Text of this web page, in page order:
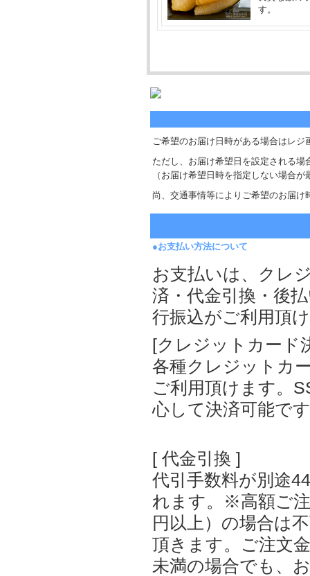
す。
ご希望のお届け日時がある場合はレ
ただし、お届け希望日を設定される
（お届け希望日時を指定しない場合
尚、交通事情等によりご希望のお届
●お支払い方法について
お支払いは、クレ
済・代金引換・後
行振込がご利用頂
[クレジットカード
各種クレジットカ
ご利用頂けます。
心して決済可能で
[ 代金引換 ]
代引手数料が別途
れます。※高額ご
円以上）の場合は
頂きます。ご注文
未満の場合でも、